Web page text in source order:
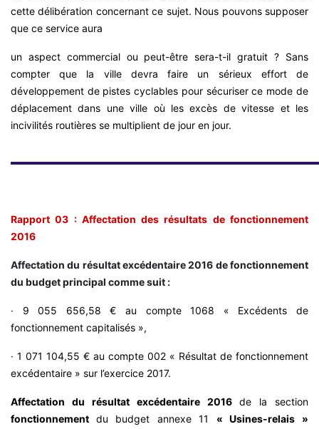
cette délibération concernant ce sujet. Nous pouvons supposer
que ce service aura
un aspect commercial ou peut-être sera-t-il gratuit ? Sans
compter que la ville devra faire un sérieux effort de
développement de pistes cyclables pour sécuriser ce mode de
déplacement dans une ville où les excès de vitesse et les
incivilités routières se multiplient de jour en jour.
Rapport 03 : Affectation des résultats de fonctionnement
2016
Affectation du résultat excédentaire 2016 de fonctionnement
du budget principal comme suit :
· 9 055 656,58 € au compte 1068 « Excédents de
fonctionnement capitalisés »,
· 1 071 104,55 € au compte 002 « Résultat de fonctionnement
excédentaire » sur l’exercice 2017.
Affectation du résultat excédentaire 2016 de la section
fonctionnement du budget annexe 11 « Usines-relais »